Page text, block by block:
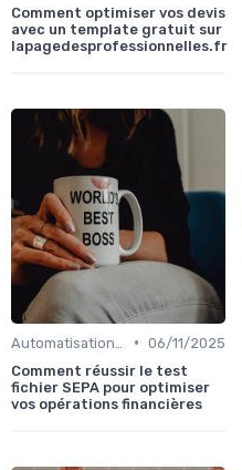
Comment optimiser vos devis
avec un template gratuit sur
lapagedesprofessionnelles.fr
• 06/11/2025
Comment réussir le test
fichier SEPA pour optimiser
vos opérations financières